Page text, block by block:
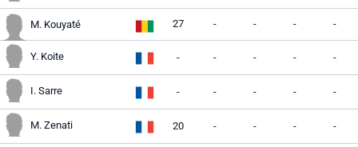
M. Kouyaté 27 - - - -
Y. Koite - - - - -
I. Sarre - - - - -
M. Zenati 20 - - - -